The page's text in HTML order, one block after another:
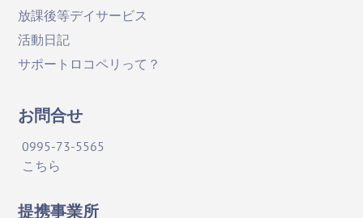
放課後等デイサービス
活動日記
サポートロコペリって？
お問合せ
0995-73-5565
こちら
提携事業所